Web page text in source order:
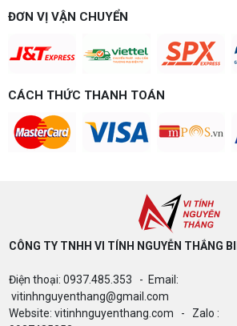
ĐƠN VỊ VẬN CHUYỂN
CÁCH THỨC THANH TOÁN
CÔNG TY TNHH VI TÍNH NGUYỄN THẮNG
Điện thoại: 0937.485.353 - Email:
vitinhnguyenthang@gmail.com
Website: vitinhnguyenthang.com - Zalo :